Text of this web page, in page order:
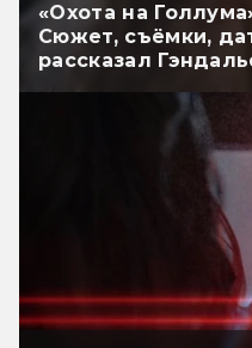
«Охота на
Сюжет, съёмки,
рассказал